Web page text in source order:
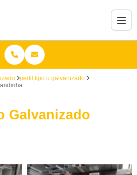
perfil tipo u galvanizado
Galvanizado